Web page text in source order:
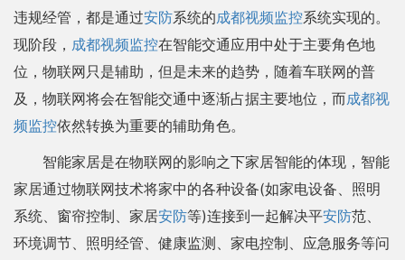
违规经管，都是通过安防系统的成都视频监控系统实现的。
现阶段， 成都视频监控在智能交通应用中处于主要角色地
位，物联网只是辅助，但是未来的趋势，随着车联网的普
及，物联网将会在智能交通中逐渐占据主要地位，而成都视
频监控依然转换为重要的辅助角色。
智能家居是在物联网的影响之下家居智能的体现，智能
家居通过物联网技术将家中的各种设备(如家电设备、照明
系统、窗帘控制、家居安防等)连接到一起解决平安防范、
环境调节、照明经管、健康监测、家电控制、应急服务等问